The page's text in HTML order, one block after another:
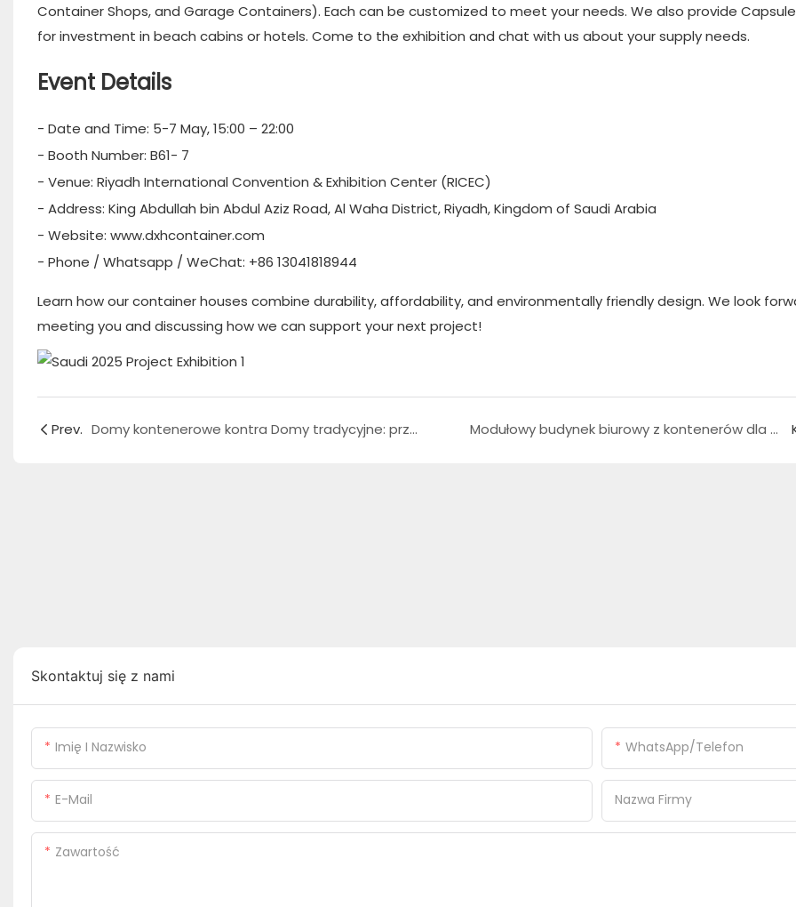
Container Shops, and Garage Containers). Each can be customized to meet your needs. We also provide
for investment in beach cabins or hotels. Come to the exhibition and chat with us about your supply needs.
Event Details
- Date and Time: 5-7 May, 15:00 – 22:00
- Booth Number: B61- 7
- Venue: Riyadh International Convention & Exhibition Center (RICEC)
- Address: King Abdullah bin Abdul Aziz Road, Al Waha District, Riyadh, Kingdom of Saudi Arabia
- Website: www.dxhcontainer.com
- Phone / Whatsapp / WeChat: +86 13041818944
Learn how our container houses combine durability, affordability, and environmentally friendly design. We look
meeting you and discussing how we can support your next project!
Prev. Domy kontenerowe kontra Domy tradycyjne: przewodnik dla kupujących Modułowy budynek biurowy z kontenerów dla współczesnych firm
Skontaktuj się z nami
Imię I Nazwisko WhatsApp/telefon
E-Mail Nazwa Firmy
Zawartość